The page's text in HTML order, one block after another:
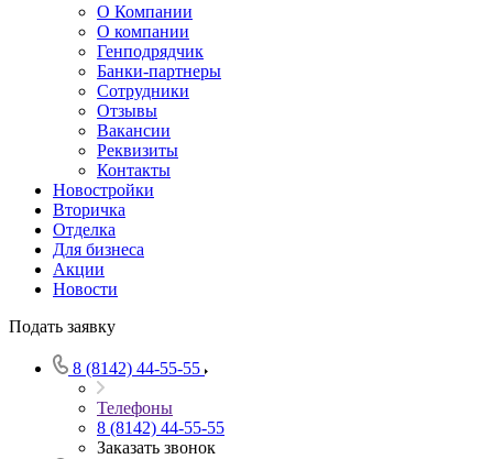
О Компании
О компании
Генподрядчик
Банки-партнеры
Сотрудники
Отзывы
Вакансии
Реквизиты
Контакты
Новостройки
Вторичка
Отделка
Для бизнеса
Акции
Новости
Подать заявку
8 (8142) 44-55-55
Телефоны
8 (8142) 44-55-55
Заказать звонок